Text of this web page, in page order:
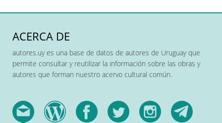
ACERCA DE
autores.uy es una base de datos de autores de Uruguay que
permite consultar y reutilizar la información sobre las obras y
autores que forman nuestro acervo cultural común.